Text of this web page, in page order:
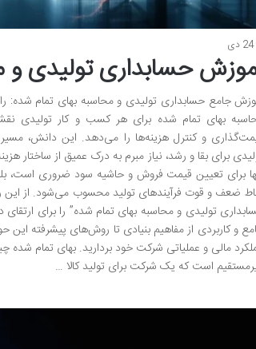
24 دی
حسابداری تولیدی و
جامع حسابداری تولیدی و محاسبه بهای تمام شده:
بهای تمام شده برای هر کسب و کار تولیدی
و کنترل هزینه‌ها را می‌دهد. این دانش، مسیر
برای بقا و رشد، نیاز مبرم به درک عمیق از ساختار
برای تعیین قیمت فروش و حاشیه سود ضروری است، بلکه
ضعف و قوت فرآیندهای تولید محسوب می‌شود. از این
تولیدی و محاسبه بهای تمام شده” را برای
و کاربردی از مفاهیم بنیادی تا روش‌های پیشرفته این
مالی و عملیاتی شرکت خود بردارید. بهای تمام
است که یک شرکت برای تولید کالا …